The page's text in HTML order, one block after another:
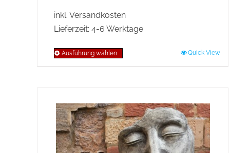
inkl. Versandkosten
Lieferzeit: 4-6 Werktage
Ausführung wählen
mehrere
Varianten
auf.
Die
Quick View